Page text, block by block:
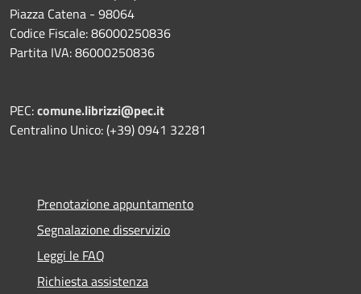
Piazza Catena - 98064
Codice Fiscale: 86000250836
Partita IVA: 86000250836
PEC:comune.librizzi@pec.it
Centralino Unico: (+39) 0941 32281
Prenotazione appuntamento
Segnalazione disservizio
Leggi le FAQ
Richiesta assistenza